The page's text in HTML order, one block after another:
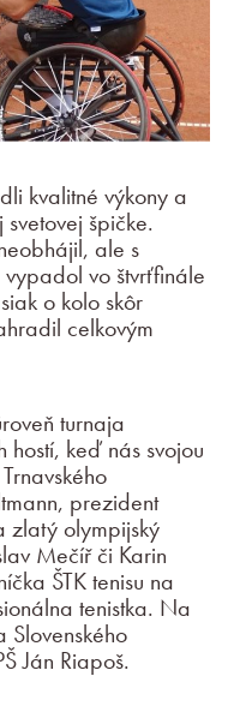
kvalitné výkony a
svetovej špičke.
ale s
vo štvrťfinále
o kolo skôr
celkovým
turnaja
keď nás svojou
prezident
zlatý olympijský
Mečíř či Karin
ŠTK tenisu na
tenistka. Na
Ján Riapoš.